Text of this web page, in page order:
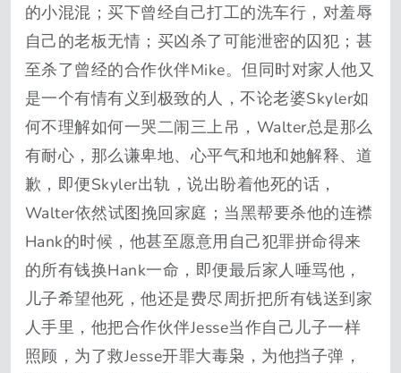
的小混混；买下曾经自己打工的洗车行，对羞辱
自己的老板无情；买凶杀了可能泄密的囚犯；甚
至杀了曾经的合作伙伴Mike。但同时对家人他又
是一个有情有义到极致的人，不论老婆Skyler如
何不理解如何一哭二闹三上吊，Walter总是那么
有耐心，那么谦卑地、心平气和地和她解释、道
歉，即便Skyler出轨，说出盼着他死的话，
Walter依然试图挽回家庭；当黑帮要杀他的连襟
Hank的时候，他甚至愿意用自己犯罪拼命得来
的所有钱换Hank一命，即便最后家人唾骂他，
儿子希望他死，他还是费尽周折把所有钱送到家
人手里，他把合作伙伴Jesse当作自己儿子一样
照顾，为了救Jesse开罪大毒枭，为他挡子弹，